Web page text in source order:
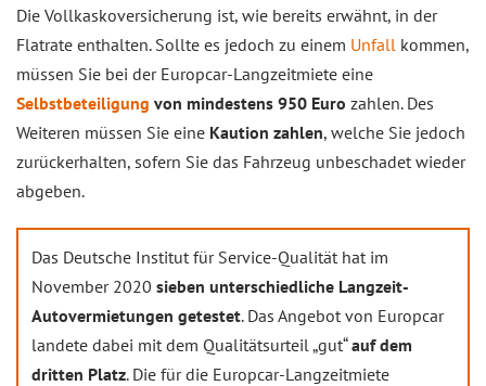
Die Vollkaskoversicherung ist, wie bereits erwähnt, in der
Flatrate enthalten. Sollte es jedoch zu einem Unfall kommen,
müssen Sie bei der Europcar-Langzeitmiete eine
Selbstbeteiligung von mindestens 950 Euro zahlen. Des
Weiteren müssen Sie eine Kaution zahlen, welche Sie jedoch
zurückerhalten, sofern Sie das Fahrzeug unbeschadet wieder
abgeben.
Das Deutsche Institut für Service-Qualität hat im
November 2020 sieben unterschiedliche Langzeit-
Autovermietungen getestet. Das Angebot von Europcar
landete dabei mit dem Qualitätsurteil „gut“auf dem
dritten Platz. Die für die Europcar-Langzeitmiete